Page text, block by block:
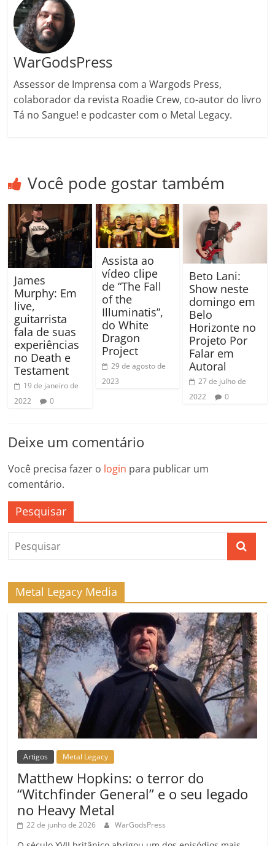
WarGodsPress
Assessor de Imprensa com a Wargods Press,
colaborador da revista Roadie Crew, co-autor do livro
Tá no Sangue! e podcaster com o Metal Legacy.
Você pode gostar também
James
Murphy: Em
live,
guitarrista
fala de suas
experiências
no Death e
Testament
19 de janeiro de
2022
0
Assista ao
vídeo clipe
de “The Fall
of the
Illuminatis”,
do White
Dragon
Project
29 de agosto de
2023
Beto Lani:
Show neste
domingo em
Belo
Horizonte no
Projeto Por
Falar em
Autoral
27 de julho de
2022
0
Deixe um comentário
Você precisa fazer o login para publicar um
comentário.
Pesquisar
Metal Legacy Media
Artigos Metal Legacy
Matthew Hopkins: o terror do
“Witchfinder General” e o seu legado
no Heavy Metal
22 de junho de 2026 WarGodsPress